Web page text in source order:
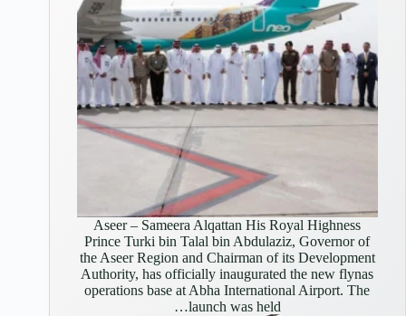
Aseer – Sameera Alqattan His Royal Highness
Prince Turki bin Talal bin Abdulaziz, Governor of
the Aseer Region and Chairman of its Development
Authority, has officially inaugurated the new flynas
operations base at Abha International Airport. The
launch was held…